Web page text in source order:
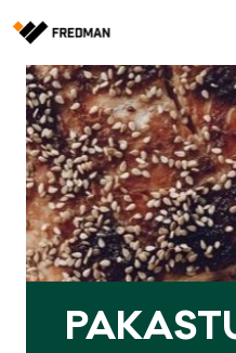
Media
Tehtaanmyymälä
Verkkokauppa
English Suomi